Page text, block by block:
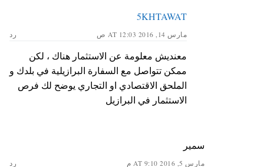
5KHTAWAT
مارس 14, 2016 AT 12:03 ص رد
معنديش معلومة عن الاستثمار هناك ، لكن
ممكن تتواصل مع السفارة البرازيلية في بلدك و
الملحق الاقتصادي او التجاري يوضح لك فرص
الاستثمار في البرازيل
سمير
مارس 5, 2016 AT 9:10 م رد